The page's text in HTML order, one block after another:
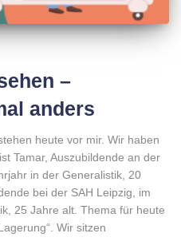
–
anders
heute vor mir. Wir haben
Tamar, Auszubildende an der
in der Generalistik, 20
bei der SAH Leipzig, im
25 Jahre alt. Thema für heute
Wir sitzen